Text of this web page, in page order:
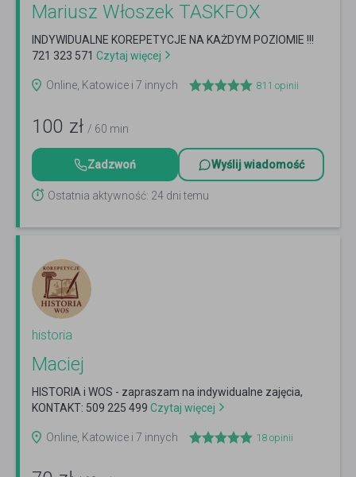
Mariusz Włoszek TASKFOX
INDYWIDUALNE KOREPETYCJE NA KAŻDYM POZIOMIE !!!
721 323 571 Czytaj więcej
Online, Katowice i 7 innych 811 opinii
100 zł / 60 min
Zadzwoń Wyślij wiadomość
Ostatnia aktywność: 24 dni temu
historia
Maciej
HISTORIA i WOS - zapraszam na indywidualne zajęcia,
KONTAKT: 509 225 499 Czytaj więcej
Online, Katowice i 7 innych 18 opinii